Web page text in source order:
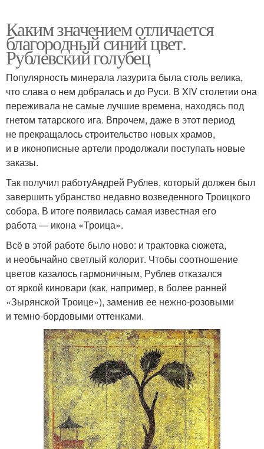
Каким значением отличается
благородный синий цвет.
Рублевский голубец
Популярность минерала лазурита была столь велика,
что слава о нем добралась и до Руси. В XIV столетии она
переживала не самые лучшие времена, находясь под
гнетом татарского ига. Впрочем, даже в этот период
не прекращалось строительство новых храмов,
и в иконописные артели продолжали поступать новые
заказы.
Так получил работуАндрей Рублев, который должен был
завершить убранство недавно возведенного Троицкого
собора. В итоге появилась самая известная его
работа — икона «Троица».
Всё в этой работе было ново: и трактовка сюжета,
и необычайно светлый колорит. Чтобы соотношение
цветов казалось гармоничным, Рублев отказался
от яркой киновари (как, например, в более ранней
«Зырянской Троице»), заменив ее нежно-розовыми
и темно-бордовыми оттенками.